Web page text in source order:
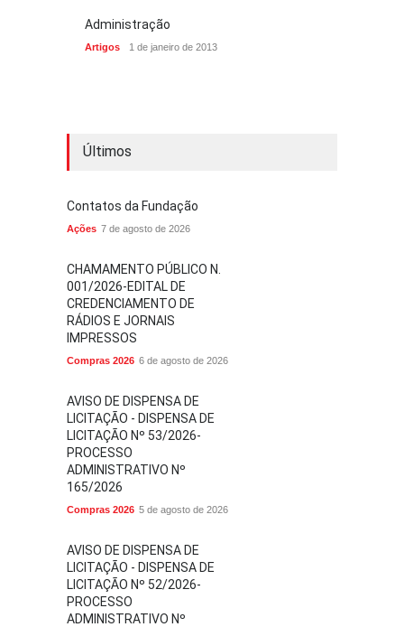
Administração
Artigos 1 de janeiro de 2013
Últimos
Contatos da Fundação
Ações 7 de agosto de 2026
CHAMAMENTO PÚBLICO N.
001/2026-EDITAL DE
CREDENCIAMENTO DE
RÁDIOS E JORNAIS
IMPRESSOS
Compras 2026 6 de agosto de 2026
AVISO DE DISPENSA DE
LICITAÇÃO - DISPENSA DE
LICITAÇÃO Nº 53/2026-
PROCESSO
ADMINISTRATIVO Nº
165/2026
Compras 2026 5 de agosto de 2026
AVISO DE DISPENSA DE
LICITAÇÃO - DISPENSA DE
LICITAÇÃO Nº 52/2026-
PROCESSO
ADMINISTRATIVO Nº